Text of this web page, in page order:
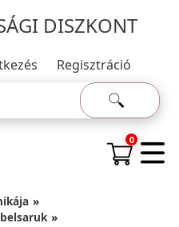
DISZKONT
Regisztráció
0